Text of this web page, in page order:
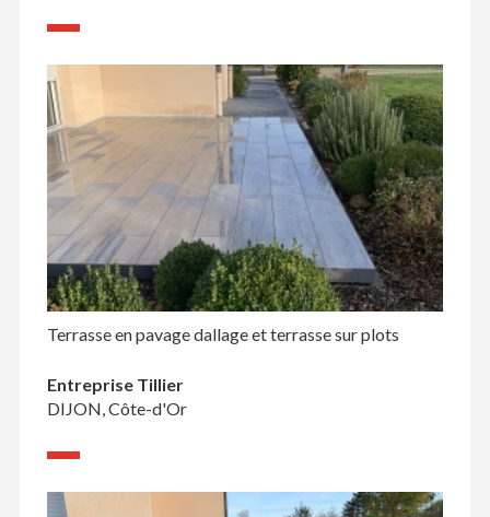
Terrasse en pavage dallage et terrasse sur plots
Entreprise Tillier
DIJON, Côte-d'Or